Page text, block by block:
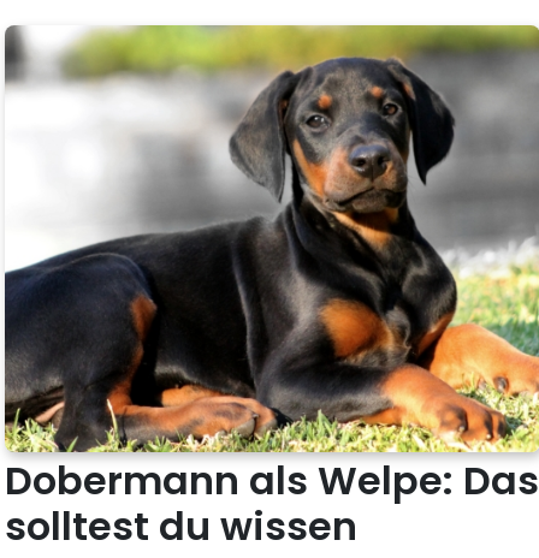
Dobermann als Welpe: Das
solltest du wissen